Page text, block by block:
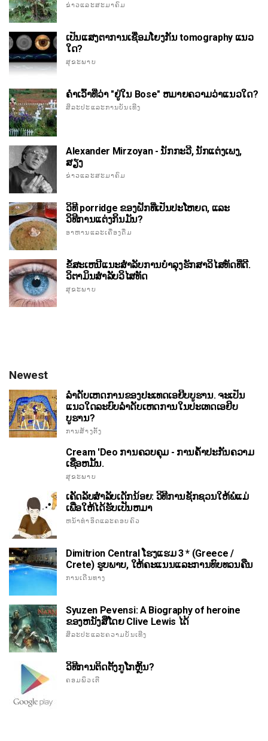
ຂ່າວແລະສະມາຄົມ
ເປັນແສງຕາການເຊື່ອມໂຍງກັນ tomography ແນວ
ໃດ?
ສຸຂະພາບ
ຄໍາເວົ້າທີ່ວ່າ "ຢູ່ໃນ Bose" ຫມາຍຄວາມວ່າແນວໃດ?
ສິລະປະແລະການບັນເທີງ
Alexander Mirzoyan - ນັກກະວີ, ນັກແຕ່ງເພງ,
ສຽງ
ຂ່າວແລະສະມາຄົມ
ວິທີ porridge ຂອງຝັກທີ່ເປັນປະໂຫຍດ, ແລະ
ວິທີການແຕ່ງກິນມັນ?
ອາຫານແລະເຄື່ອງດື່ມ
ຂໍ້ສະເຫນີແນະສໍາລັບການບໍາລຸງຮັກສາວິໄສທັດທີ່ດີ.
ວິຕາມິນສໍາລັບວິໄສທັດ
ສຸຂະພາບ
Newest
ລໍາດັບເຫດການຂອງປະເທດເອຢິບບູຮານ. ຈະເປັນ
ແນວໃດລະບົບລໍາດັບເຫດການໃນປະເທດເອຢິບ
ບູຮານ?
ການສ້າງຕັ້ງ
Cream 'Deo ການຄວບຄຸມ - ການຄໍ້າປະກັນຄວາມ
ເຊື່ອຫມັ້ນ.
ສຸຂະພາບ
ເຄັດລັບສໍາລັບເດັກນ້ອຍ: ວິທີການຊັກຊວນໃຫ້ພໍ່ແມ່
ເພື່ອໃຫ້ໄດ້ຮັບເປັນຫມາ
ຫນ້າທໍາອິດແລະຄອບຄົວ
Dimitrion Central ໂຮງແຮມ 3 * (Greece /
Crete) ຮູບພາບ, ໃຫ້ຄະແນນແລະການທົບທວນຄືນ
ການເດີນທາງ
Syuzen Pevensi: A Biography of heroine
ຂອງຫນັງສືໂດຍ Clive Lewis ໄດ້
ສິລະປະແລະຄວາມບັນເທີງ
ວິທີການຕິດຕັ້ງກູໂກຫຼິ້ນ?
ຄອມພິວເຕີ